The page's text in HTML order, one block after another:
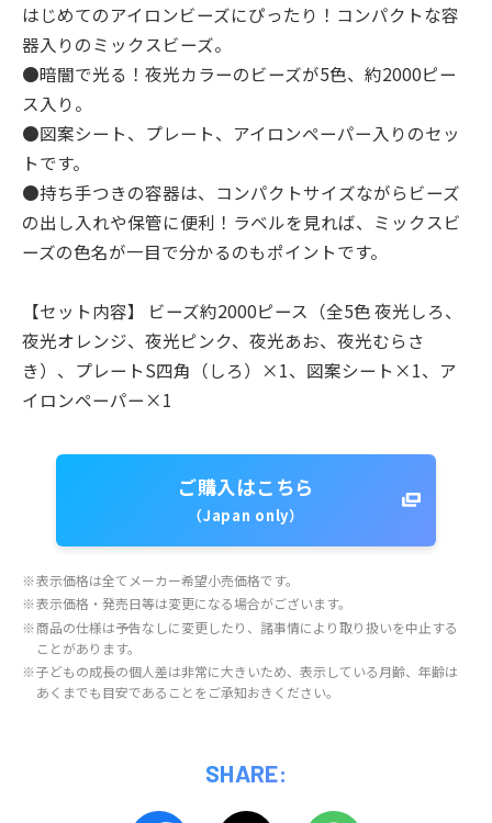
はじめてのアイロンビーズにぴったり！コンパクトな容
器入りのミックスビーズ。
●暗闇で光る！夜光カラーのビーズが5色、約2000ピー
ス入り。
●図案シート、プレート、アイロンペーパー入りのセッ
トです。
●持ち手つきの容器は、コンパクトサイズながらビーズ
の出し入れや保管に便利！ラベルを見れば、ミックスビ
ーズの色名が一目で分かるのもポイントです。
【セット内容】 ビーズ約2000ピース（全5色 夜光しろ、
夜光オレンジ、夜光ピンク、夜光あお、夜光むらさ
き）、プレートS四角（しろ）×1、図案シート×1、ア
イロンペーパー×1
ご購入はこちら
（Japan only）
※表示価格は全てメーカー希望小売価格です。
※表示価格・発売日等は変更になる場合がございます。
※商品の仕様は予告なしに変更したり、諸事情により取り扱いを中止する
ことがあります。
※子どもの成長の個人差は非常に大きいため、表示している月齢、年齢は
あくまでも目安であることをご承知おきください。
SHARE: